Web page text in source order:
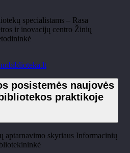
specialistams – Rasa
ir inovacijų centro Žinių
posistemės naujovės
praktikoje
aptarnavimo skyriaus Informacinių